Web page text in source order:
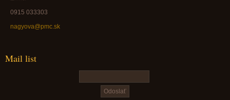
0915 033303
nagyova@pmc.sk
Mail list